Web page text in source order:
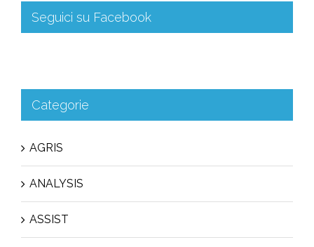
Seguici su Facebook
Categorie
AGRIS
ANALYSIS
ASSIST